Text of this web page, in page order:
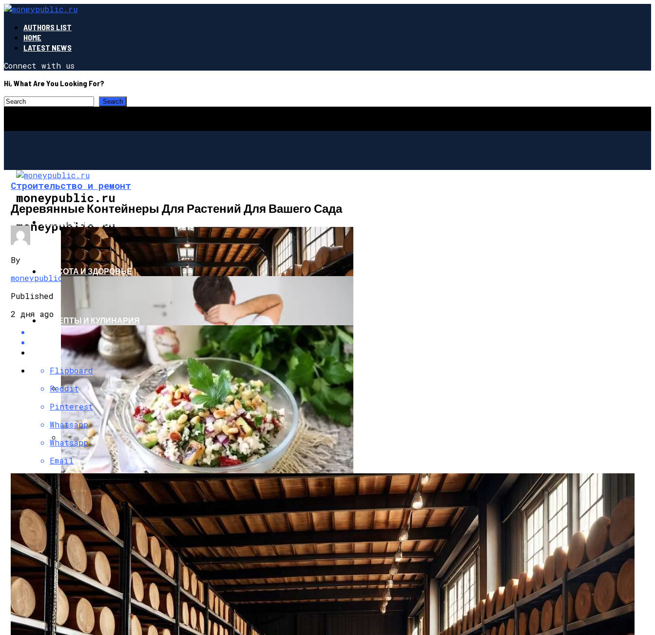
AUTHORS LIST
HOME
LATEST NEWS
Connect with us
Hi, What Are You Looking For?
moneypublic.ru
moneypublic.ru
СТРОИТЕЛЬСТВО И РЕМОНТ
Стильные Деревянные Кашпо Для Украшения Дома И Сада
Декоративные Деревянные Панели И Элементы Для Дачи
КРАСОТА И ЗДОРОВЬЕ
Боль В Пояснице: Причины И Профилактика Для Всей Семьи
РЕЦЕПТЫ И КУЛИНАРИЯ
Легкий И Полезный Табуле Из Кускуса С Цуккини И Кедровыми Орехами Для Постного Стола
Строительство и ремонт
Деревянные Контейнеры Для Растений Для Вашего Сада
By
moneypublic
Published
2 дня ago
Flipboard
Reddit
Pinterest
Whatsapp
Whatsapp
Email